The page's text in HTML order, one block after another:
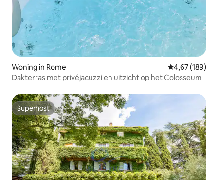
Woning in Rome Gemiddelde
4,67 (189)
Dakterras met privéjacuzzi en uitzicht op het Colosseum
Superhost
Superhost